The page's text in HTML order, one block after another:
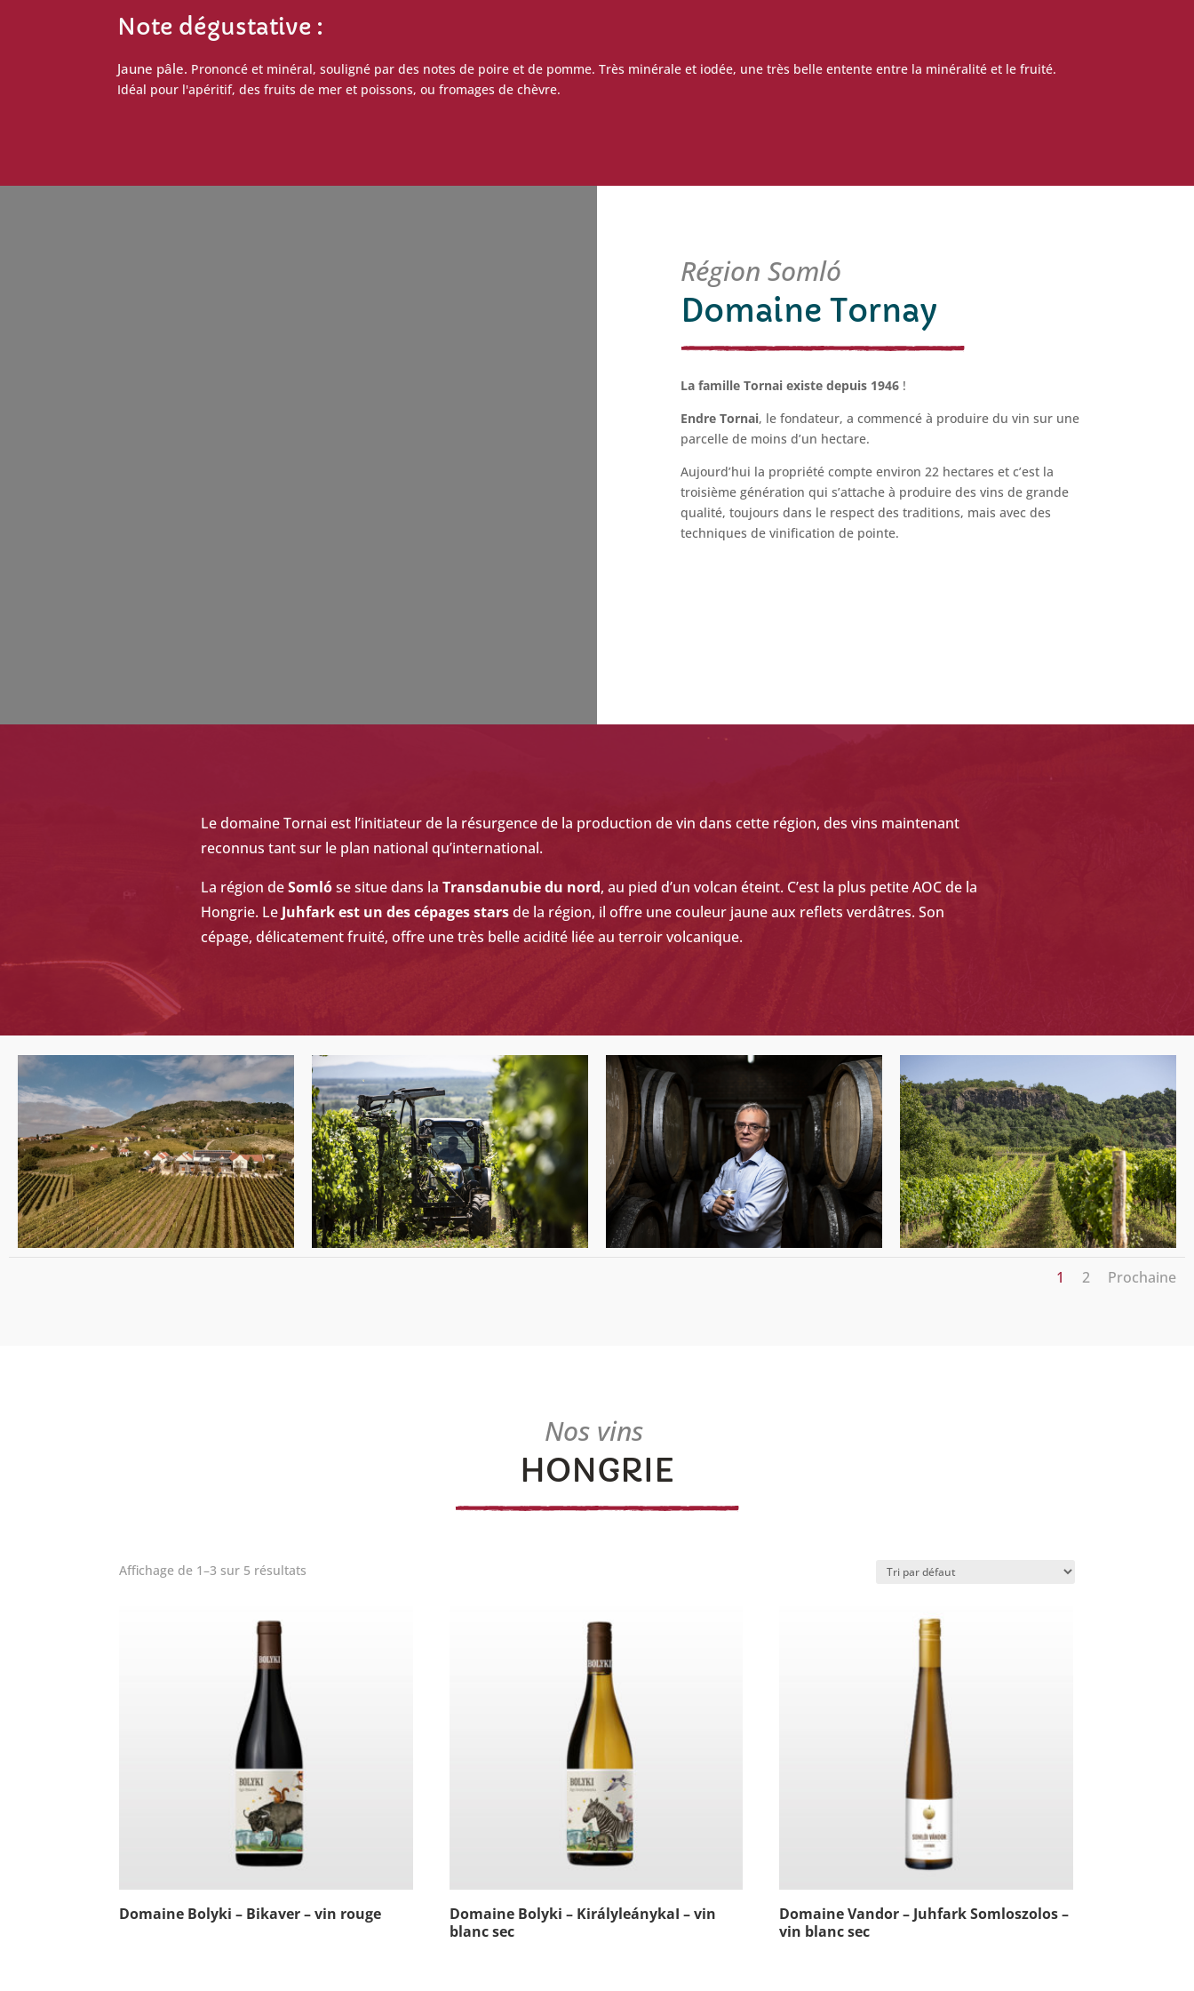
Note dégustative :
Jaune pâle. Prononcé et minéral, souligné par des notes de poire et de pomme. Très minérale et iodée, une très belle entente entre la minéralité et le fruité.
Idéal pour l'apéritif, des fruits de mer et poissons, ou fromages de chèvre.
Région Somló
Domaine Tornay
La famille Tornai existe depuis 1946 !
Endre Tornai, le fondateur, a commencé à produire du vin sur une
parcelle de moins d’un hectare.
Aujourd’hui la propriété compte environ 22 hectares et c’est la
troisième génération qui s’attache à produire des vins de grande
qualité, toujours dans le respect des traditions, mais avec des
techniques de vinification de pointe.
Le domaine Tornai est l’initiateur de la résurgence de la production de vin dans cette région, des vins maintenant
reconnus tant sur le plan national qu’international.
La région deSomlóse situe dans laTransdanubie du nord, au pied d’un volcanéteint. C’est la plus petite AOC de la
Hongrie. Le Juhfark est un des cépages starsde la région, il offre une couleur jaune aux reflets verdâtres. Son
cépage, délicatement fruité, offre une très belle acidité liée au terroir volcanique.
1 2 Prochaine
Nos vins
HONGRIE
Affichage de 1–3 sur 5 résultats
Domaine Bolyki – Bikaver – vin rouge
Domaine Bolyki – KirályleánykaI – vin
blanc sec
Domaine Vandor – Juhfark Somloszolos –
vin blanc sec